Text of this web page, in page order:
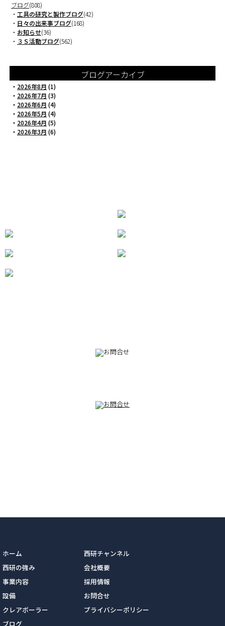
ブログ(808)
・ 工具の研究と製作ブログ(42)
・ 日々の出来事ブログ(168)
・ お知らせ(36)
・ ３Ｓ活動ブログ(562)
ブログアーカイブ
・ 2026年8月 (1)
・ 2026年7月 (3)
・ 2026年6月 (4)
・ 2026年5月 (4)
・ 2026年4月 (5)
・ 2026年3月 (6)
ホーム
西研の強み
事業内容
設備
クレアボーラー
ブログ
西研チャンネル
会社概要
採用情報
お問合せ
プライバシーポリシー